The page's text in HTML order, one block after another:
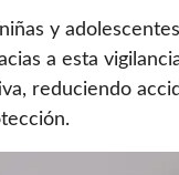
y
a esta
reduciendo